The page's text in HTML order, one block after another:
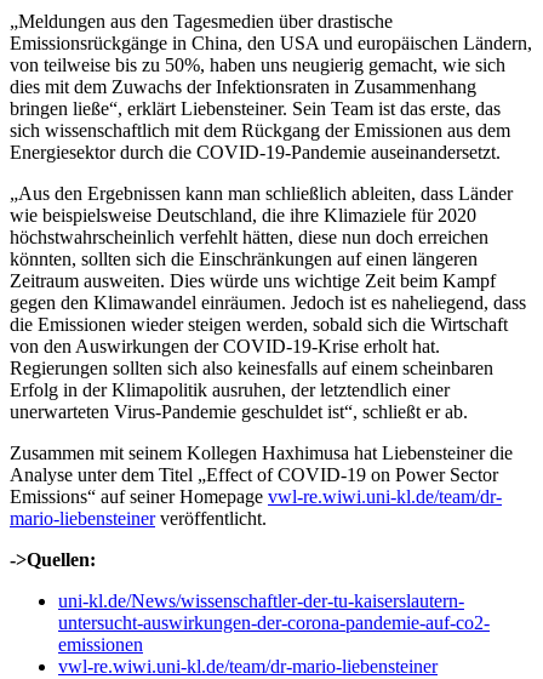
„Meldungen aus den Tagesmedien über drastische
Emissionsrückgänge in China, den USA und europäischen Ländern,
von teilweise bis zu 50%, haben uns neugierig gemacht, wie sich
dies mit dem Zuwachs der Infektionsraten in Zusammenhang
bringen ließe“, erklärt Liebensteiner. Sein Team ist das erste, das
sich wissenschaftlich mit dem Rückgang der Emissionen aus dem
Energiesektor durch die COVID-19-Pandemie auseinandersetzt.
„Aus den Ergebnissen kann man schließlich ableiten, dass Länder
wie beispielsweise Deutschland, die ihre Klimaziele für 2020
höchstwahrscheinlich verfehlt hätten, diese nun doch erreichen
könnten, sollten sich die Einschränkungen auf einen längeren
Zeitraum ausweiten. Dies würde uns wichtige Zeit beim Kampf
gegen den Klimawandel einräumen. Jedoch ist es naheliegend, dass
die Emissionen wieder steigen werden, sobald sich die Wirtschaft
von den Auswirkungen der COVID-19-Krise erholt hat.
Regierungen sollten sich also keinesfalls auf einem scheinbaren
Erfolg in der Klimapolitik ausruhen, der letztendlich einer
unerwarteten Virus-Pandemie geschuldet ist“, schließt er ab.
Zusammen mit seinem Kollegen Haxhimusa hat Liebensteiner die
Analyse unter dem Titel „Effect of COVID-19 on Power Sector
Emissions“ auf seiner Homepage vwl-re.wiwi.uni-kl.de/team/dr-
mario-liebensteinerveröffentlicht.
->Quellen:
uni-kl.de/News/wissenschaftler-der-tu-kaiserslautern-
untersucht-auswirkungen-der-corona-pandemie-auf-co2-
emissionen
vwl-re.wiwi.uni-kl.de/team/dr-mario-liebensteiner